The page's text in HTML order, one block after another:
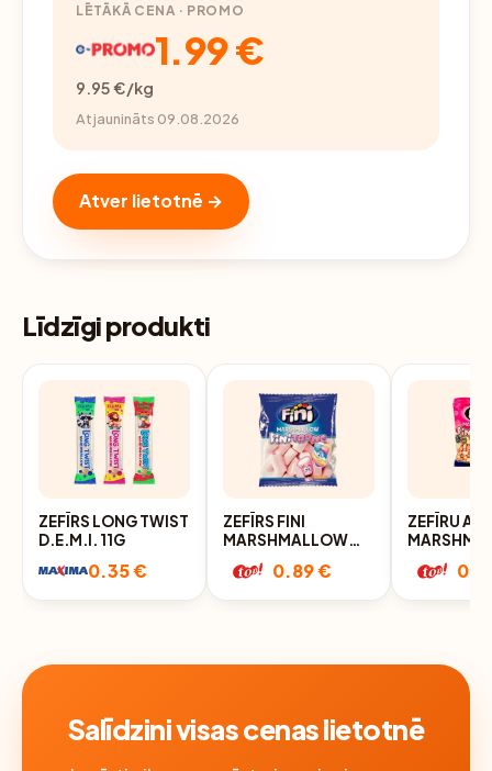
LĒTĀKĀ CENA · PROMO
1.99 €
9.95 €/kg
Atjaunināts 09.08.2026
Atver lietotnē →
Līdzīgi produkti
ZEFĪRS LONG TWIST
D.E.M.I. 11G
0.35 €
ZEFĪRS FINI
MARSHMALLOW
MIX 90G
0.89 €
ZEFĪRU
Salīdzini visas cenas lietotnē